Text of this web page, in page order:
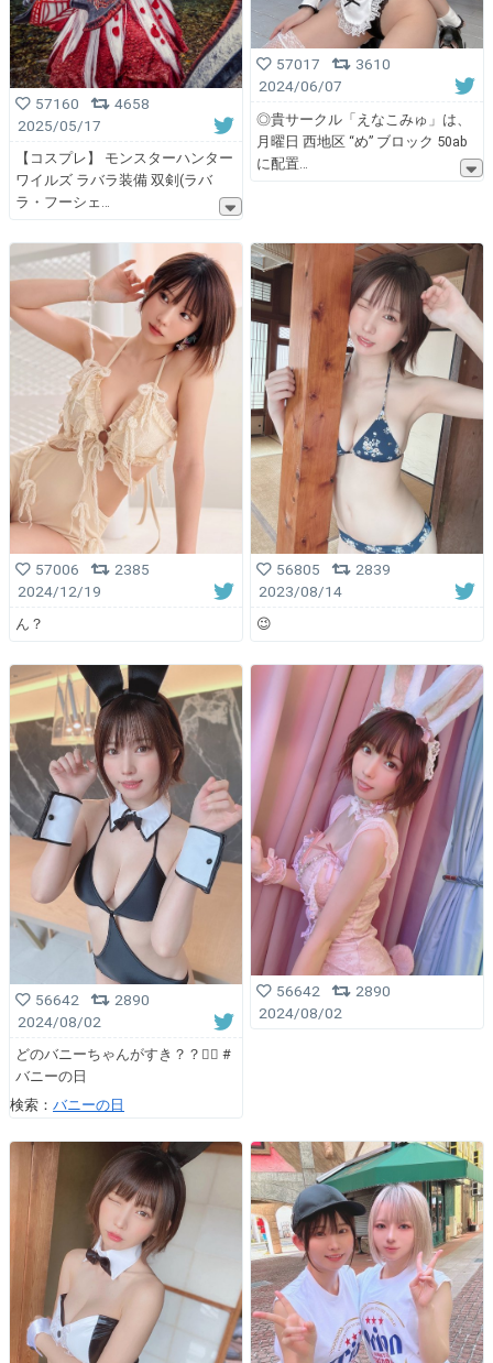
57160
4658
2025/05/17
【コスプレ】 モンスターハンター
ワイルズ ラバラ装備 双剣(ラバ
ラ・フーシェ
57017
3610
2024/06/07
◎貴サークル「えなこみゅ」は、
月曜日 西地区 “め” ブロック 50ab
に配置
57006
2385
2024/12/19
ん？
56805
2839
2023/08/14
😉
56642
2890
2024/08/02
どのバニーちゃんがすき？？👯‍♀️ #
バニーの日
検索： バニーの日
56642
2890
2024/08/02